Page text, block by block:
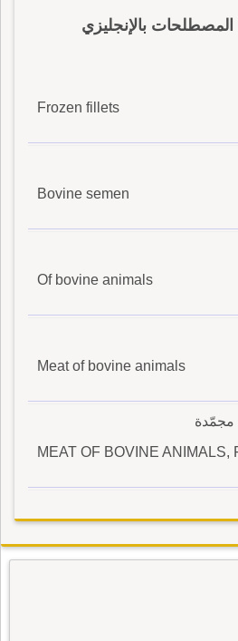
بالإنجليزي
Frozen fillets
Bovine semen
Of bovine animals
Meat of bovine animals
مجمّدة
MEAT OF BOVINE ANIMALS,